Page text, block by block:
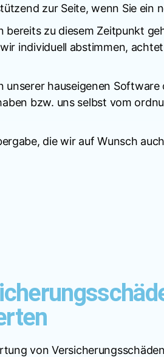
zur Seite, wenn Sie ein
bereits zu diesem Zeitpunkt
individuell abstimmen,
hauseigenen
bzw. uns selbst vom
die wir auf Wunsch
von